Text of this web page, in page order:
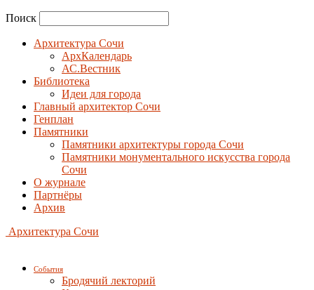
Поиск
Архитектура Сочи
АрхКалендарь
АС.Вестник
Библиотека
Идеи для города
Главный архитектор Сочи
Генплан
Памятники
Памятники архитектуры города Сочи
Памятники монументального искусства города
Сочи
О журнале
Партнёры
Архив
Архитектура Сочи
События
Бродячий лекторий